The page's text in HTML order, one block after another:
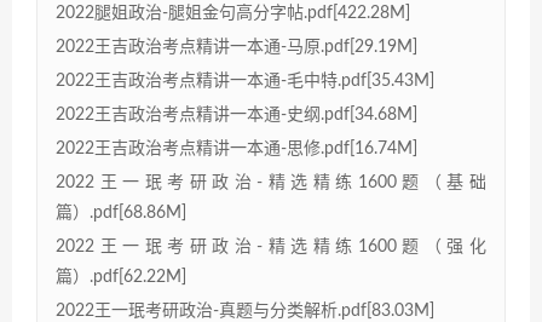
2022腿姐政治-腿姐金句高分字帖.pdf[422.28M]
2022王吉政治考点精讲一本通-马原.pdf[29.19M]
2022王吉政治考点精讲一本通-毛中特.pdf[35.43M]
2022王吉政治考点精讲一本通-史纲.pdf[34.68M]
2022王吉政治考点精讲一本通-思修.pdf[16.74M]
2022王一珉考研政治-精选精练1600题（基础
篇）.pdf[68.86M]
2022王一珉考研政治-精选精练1600题（强化
篇）.pdf[62.22M]
2022王一珉考研政治-真题与分类解析.pdf[83.03M]